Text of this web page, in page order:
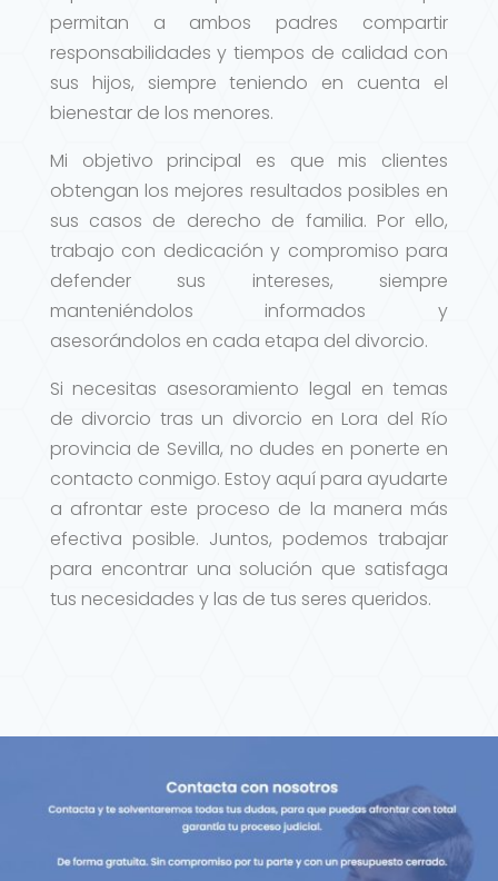
permitan a ambos padres compartir
responsabilidades y tiempos de calidad con
sus hijos, siempre teniendo en cuenta el
bienestar de los menores.
Mi objetivo principal es que mis clientes
obtengan los mejores resultados posibles en
sus casos de derecho de familia. Por ello,
trabajo con dedicación y compromiso para
defender sus intereses, siempre
manteniéndolos informados y
asesorándolos en cada etapa del divorcio.
Si necesitas asesoramiento legal en temas
de divorcio tras un divorcio en Lora del Río
provincia de Sevilla, no dudes en ponerte en
contacto conmigo. Estoy aquí para ayudarte
a afrontar este proceso de la manera más
efectiva posible. Juntos, podemos trabajar
para encontrar una solución que satisfaga
tus necesidades y las de tus seres queridos.